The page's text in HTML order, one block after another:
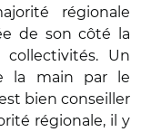
régionale
de son côté la
Un
la main par le
bien conseiller
régionale, il y